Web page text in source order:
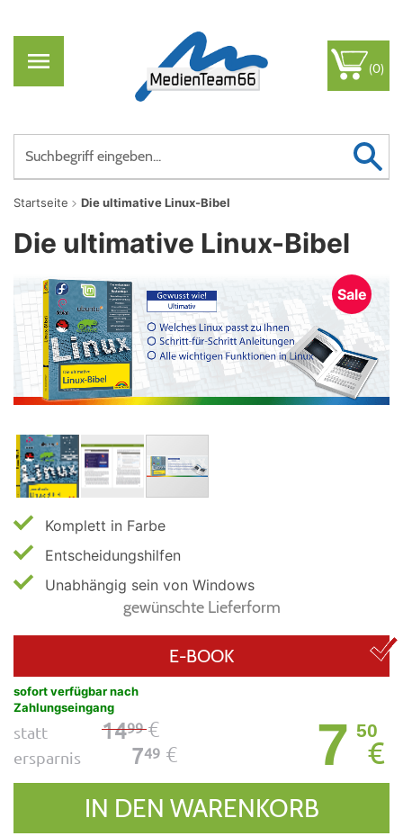
(0)
Startseite Die ultimative Linux-Bibel
Die ultimative Linux-Bibel
Komplett in Farbe
Entscheidungshilfen
Unabhängig sein von Windows
gewünschte Lieferform
E-BOOK
sofort verfügbar nach
Zahlungseingang
statt 1499€
ersparnis 749 € 7 50
€
IN DEN WARENKORB
Sale